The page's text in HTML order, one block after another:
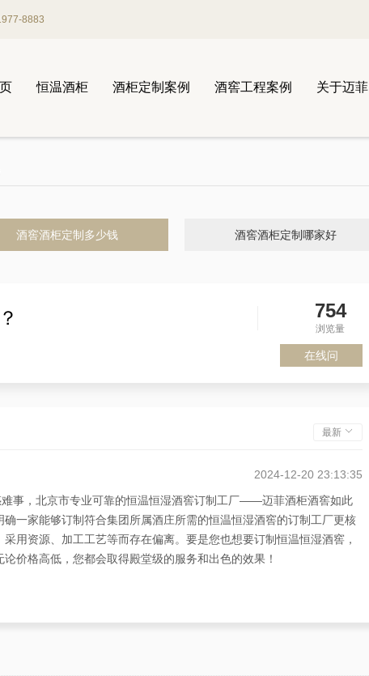
8883
恒温酒柜 酒柜定制案例 酒窖工程案例 关于迈菲
酒窖酒柜定制多少钱 酒窖酒柜定制哪家好
754
浏览量
在线问
最新
2024-12-20 23:13:35
难事，北京市专业可靠的恒温恒湿酒窖订制工厂——迈菲酒柜酒窖如此
一家能够订制符合集团所属酒庄所需的恒温恒湿酒窖的订制工厂更核
用资源、加工工艺等而存在偏离。要是您也想要订制恒温恒湿酒窖，
价格高低，您都会取得殿堂级的服务和出色的效果！
2024-12-20 14:52:08